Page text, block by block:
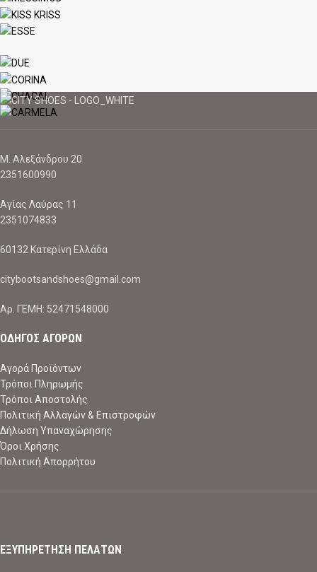
Μ. Αλεξάνδρου 20
2351600990
Αγίας Λαύρας 11
2351074833
60132 Κατερίνη Ελλάδα
citybootsandshoes@gmail.com
Aρ. ΓΕΜΗ: 52471548000
ΟΔΗΓΟΣ ΑΓΟΡΩΝ
Αγορά Προϊόντων
Τρόποι Πληρωμής
Τρόποι Αποστολής
Πολιτική Αλλαγών & Επιστροφών
Δήλωση Υπαναχώρησης
Όροι Χρήσης
Πολιτική Απορρήτου
ΕΞΥΠΗΡΕΤΗΣΗ ΠΕΛΑΤΩΝ